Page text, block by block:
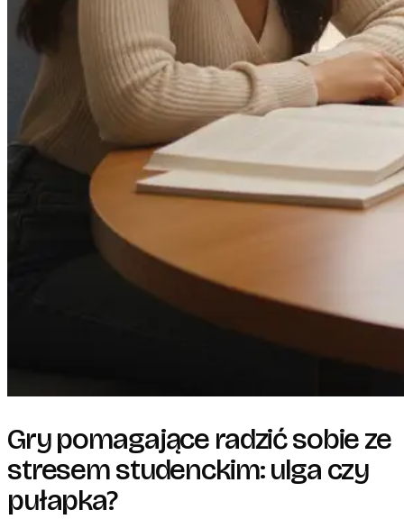
Gry pomagające radzić sobie ze
stresem studenckim: ulga czy
pułapka?